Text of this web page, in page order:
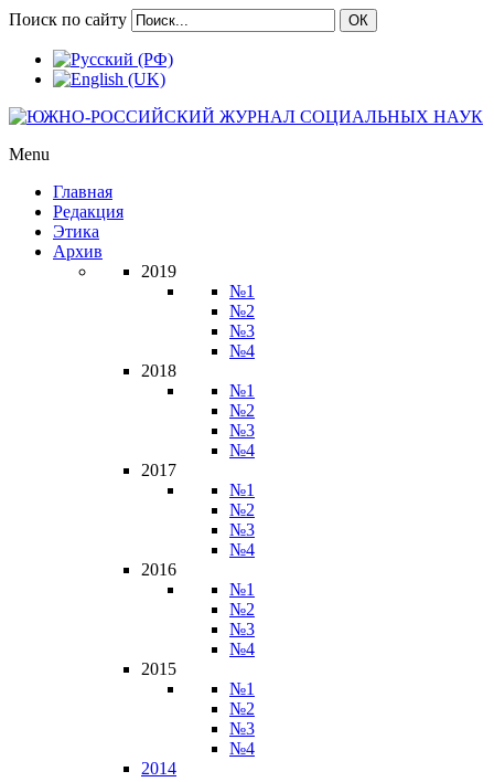
Поиск по сайту ОК
Menu
Главная
Редакция
Этика
Архив
2019
№1
№2
№3
№4
2018
№1
№2
№3
№4
2017
№1
№2
№3
№4
2016
№1
№2
№3
№4
2015
№1
№2
№3
№4
2014